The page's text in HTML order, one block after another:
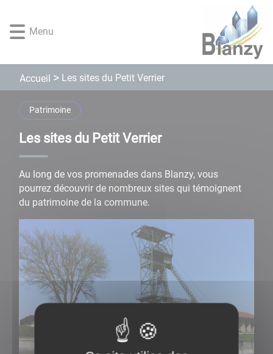
rapide
menu
rapide
contenu
principal
rapide
la
recherche
rapide
pied
page
Menu
Accueil Les sites du Petit Verrier
Patrimoine
Les sites du Petit Verrier
Au long de vos promenades dans Blanzy, vous
pourrez découvrir de nombreux sites qui témoignent
du patrimoine de la commune.